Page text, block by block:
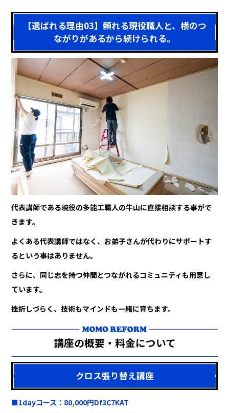
【選ばれる理由03】頼れる現役職人と、横のつ
ながりがあるから続けられる。
代表講師である現役の多能工職人の牛山に直接相談する事がで
きます。
よくある代表講師ではなく、お弟子さんが代わりにサポートす
るという事はありません。
さらに、同じ志を持つ仲間とつながれるコミュニティも用意し
ています。
挫折しづらく、技術もマインドも一緒に育ちます。
講座の概要・料金について
クロス張り替え講座
■1dayコース：80,000円Df3C7KAT